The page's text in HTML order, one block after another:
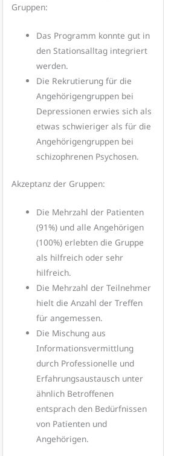
Gruppen:
Das Programm konnte gut in
den Stationsalltag integriert
werden.
Die Rekrutierung für die
Angehörigengruppen bei
Depressionen erwies sich als
etwas schwieriger als für die
Angehörigengruppen bei
schizophrenen Psychosen.
Akzeptanz der Gruppen:
Die Mehrzahl der Patienten
(91%) und alle Angehörigen
(100%) erlebten die Gruppe
als hilfreich oder sehr
hilfreich.
Die Mehrzahl der Teilnehmer
hielt die Anzahl der Treffen
für angemessen.
Die Mischung aus
Informationsvermittlung
durch Professionelle und
Erfahrungsaustausch unter
ähnlich Betroffenen
entsprach den Bedürfnissen
von Patienten und
Angehörigen.